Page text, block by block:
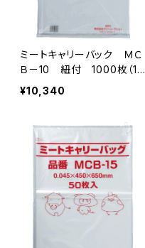
ミートキャリーバック ＭＣ
Ｂ－10 紐付 1000枚（10
0枚×10冊）
¥10,340